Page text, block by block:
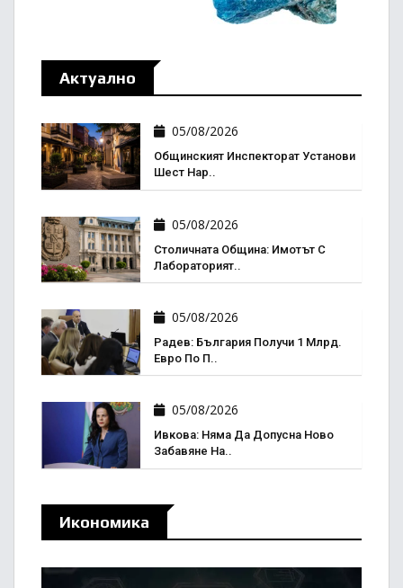
Актуално
05/08/2026
Общинският Инспекторат Установи
Шест Нар..
05/08/2026
Столичната Община: Имотът С
Лабораторият..
05/08/2026
Радев: България Получи 1 Млрд.
Евро По П..
05/08/2026
Ивкова: Няма Да Допусна Ново
Забавяне На..
Икономика